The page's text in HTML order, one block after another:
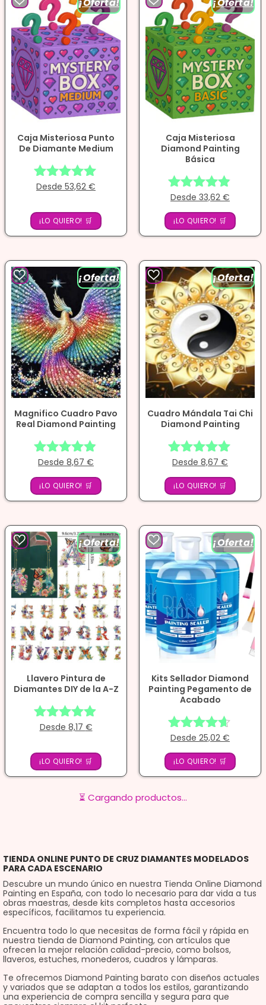
Caja Misteriosa Punto
De Diamante Medium
Valorado
4.86
de 5
Desde 53,62 €
¡LO QUIERO! 🛒
Caja Misteriosa
Diamond Painting
Básica
Valorado
con
4.75
de 5
Desde 33,62 €
¡LO QUIERO! 🛒
¡Oferta!
Magnifico Cuadro Pavo
Real Diamond Painting
Valorado
con
4.75
de 5
Desde 8,67 €
¡LO QUIERO! 🛒
¡Oferta!
Cuadro Mándala Tai Chi
Diamond Painting
Valorado
con
4.86
de 5
Desde 8,67 €
¡LO QUIERO! 🛒
¡Oferta!
Llavero Pintura de
Diamantes DIY de la A-Z
Valorado
4.83
de 5
Desde 8,17 €
¡LO QUIERO! 🛒
¡Oferta!
Kits Sellador Diamond
Painting Pegamento de
Acabado
Valorado
con
4.56
de 5
Desde 25,02 €
¡LO QUIERO! 🛒
⏳ Cargando productos...
TIENDA ONLINE PUNTO DE CRUZ DIAMANTES MODELADOS
PARA CADA ESCENARIO
Descubre un mundo único en nuestra Tienda Online Diamond
Painting en España, con todo lo necesario para dar vida a tus
obras maestras, desde kits completos hasta accesorios
específicos, facilitamos tu experiencia.
Encuentra todo lo que necesitas de forma fácil y rápida en
nuestra tienda de Diamond Painting, con artículos que
ofrecen la mejor relación calidad-precio, como bolsos,
llaveros, estuches, monederos, cuadros y lámparas.
Te ofrecemos Diamond Painting barato con diseños actuales
y variados que se adaptan a todos los estilos, garantizando
una experiencia de compra sencilla y segura para que